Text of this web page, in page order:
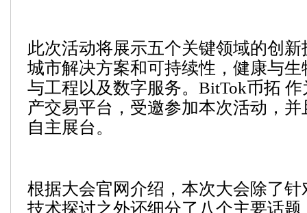
此次活动将展示五个关键领域的创
城市解决方案和可持续性，健康与
与工程以及数字服务。BitTok币拓
产交易平台，受邀参加本次活动，
自主展台。
根据大会官网介绍，本次大会除了
技术探讨之外还细分了八个主要话